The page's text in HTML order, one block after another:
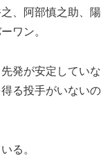
、阿部慎之助、陽
ワン。
発が安定していな
る投手がいないの
る。